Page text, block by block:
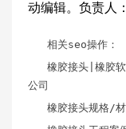
动编辑。负责人
相关seo操作：
橡胶接头 |橡胶
公司
橡胶接头规格/材